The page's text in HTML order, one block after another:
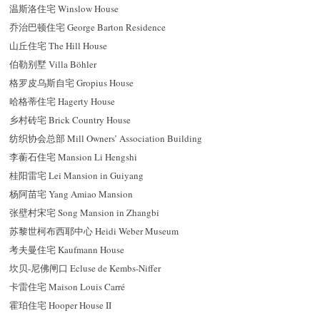
温斯洛住宅 Winslow House
乔治巴顿住宅 George Barton Residence
山丘住宅 The Hill House
伯勒别墅 Villa Böhler
格罗皮乌斯自宅 Gropius House
哈格蒂住宅 Hagerty House
乡村砖宅 Brick Country House
纺织协会总部 Mill Owners’ Association Building
李蘅石住宅 Mansion Li Hengshi
桂阳雷宅 Lei Mansion in Guiyang
杨阿苗宅 Yang Amiao Mansion
张壁村宋宅 Song Mansion in Zhangbi
苏黎世柯布西耶中心 Heidi Weber Museum
考夫曼住宅 Kaufmann House
坎贝-尼佛闸口 Ecluse de Kembs-Niffer
卡雷住宅 Maison Louis Carré
霍珀住宅 Hooper House II